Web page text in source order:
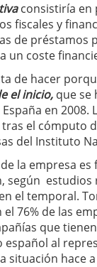
consistiría en
fiscales y
de préstamos
un coste
de hacer
el inicio, que se
en
el cómputo
del Instituto
la empresa
según estudios
el temporal.
76% de las
que
español al
situación hace